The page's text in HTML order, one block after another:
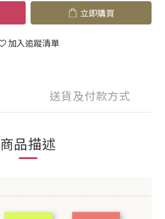
立即購買
加入追蹤清單
送貨及付款方式
商品描述